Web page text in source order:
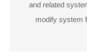
and related
modify system